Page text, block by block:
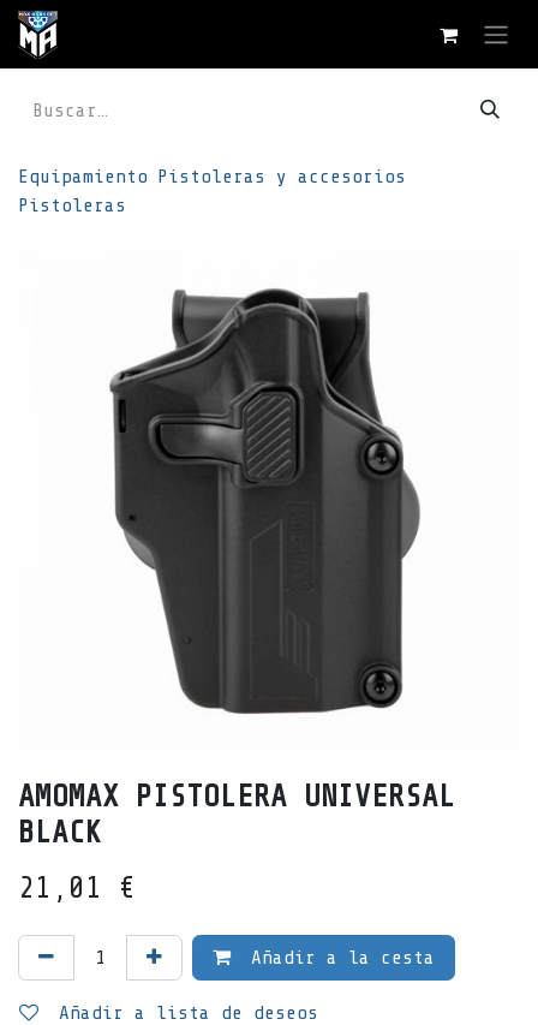
Ir al contenido
Equipamiento Pistoleras y accesorios
Pistoleras
AMOMAX PISTOLERA UNIVERSAL
BLACK
21,01
€
Añadir a la cesta
Añadir a lista de deseos